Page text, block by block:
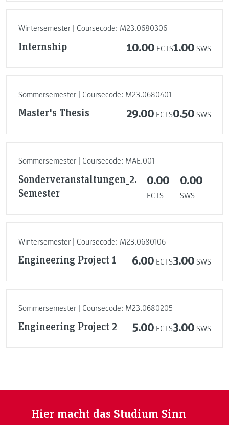
Wintersemester | Coursecode: M23.0680306
Internship 10.00 ECTS1.00 SWS
Sommersemester | Coursecode: M23.0680401
Master's Thesis 29.00 ECTS0.50 SWS
Sommersemester | Coursecode: MAE.001
Sonderveranstaltungen_2.
Semester
0.00
ECTS
0.00
SWS
Wintersemester | Coursecode: M23.0680106
Engineering Project 1 6.00 ECTS3.00 SWS
Sommersemester | Coursecode: M23.0680205
Engineering Project 2 5.00 ECTS3.00 SWS
Hier macht das Studium Sinn